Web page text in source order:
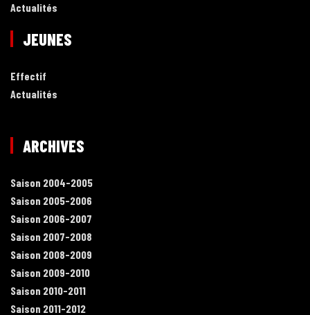
Actualités
JEUNES
Effectif
Actualités
ARCHIVES
Saison 2004-2005
Saison 2005-2006
Saison 2006-2007
Saison 2007-2008
Saison 2008-2009
Saison 2009-2010
Saison 2010-2011
Saison 2011-2012